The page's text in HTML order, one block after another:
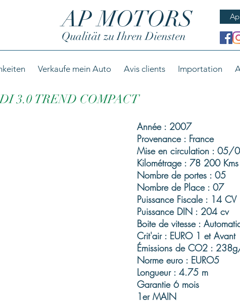
AP MOTORS
Qualität zu Ihren Diensten
Verkaufe mein Auto Avis clients Importation
3.0 TREND COMPACT
Année : 2007
Provenance : France
Mise en circulation :
Kilométrage : 78 200 Kms
Nombre de portes : 05
Nombre de Place : 07
Puissance Fiscale : 14 CV
Puissance DIN : 204 cv
Boite de vitesse :
Crit'air : EURO 1 et Avant
Émissions de CO2 :
Norme euro : EURO5
Longueur : 4.75 m
Garantie 6 mois
1er MAIN